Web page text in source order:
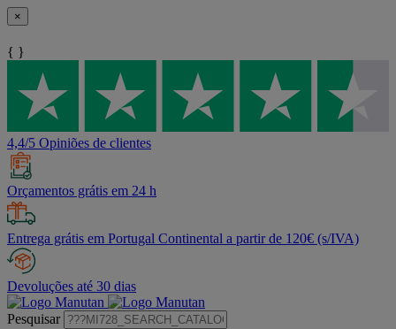
×
{ }
4,4/5 Opiniões de clientes
Orçamentos grátis em 24 h
Entrega grátis em Portugal Continental a partir de 120€ (s/IVA)
Devoluções até 30 dias
Pesquisar